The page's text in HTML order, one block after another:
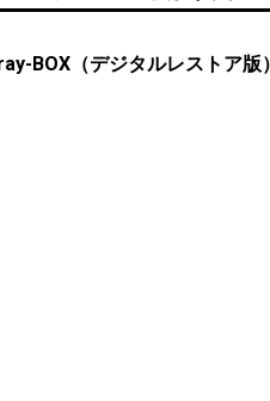
BOX（デジタルレストア版